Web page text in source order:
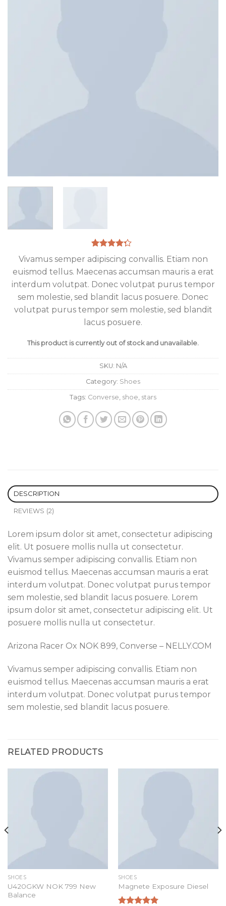
Rated
4.00out
of 5
customer
ratings
Vivamus semper adipiscing convallis. Etiam non
euismod tellus. Maecenas accumsan mauris a erat
interdum volutpat. Donec volutpat purus tempor
sem molestie, sed blandit lacus posuere. Donec
volutpat purus tempor sem molestie, sed blandit
lacus posuere.
This product is currently out of stock and unavailable.
SKU: N/A
Category: Shoes
Tags: Converse shoe stars
DESCRIPTION
REVIEWS (2)
Lorem ipsum dolor sit amet, consectetur adipiscing
elit. Ut posuere mollis nulla ut consectetur.
Vivamus semper adipiscing convallis. Etiam non
euismod tellus. Maecenas accumsan mauris a erat
interdum volutpat. Donec volutpat purus tempor
sem molestie, sed blandit lacus posuere. Lorem
ipsum dolor sit amet, consectetur adipiscing elit. Ut
posuere mollis nulla ut consectetur.
Arizona Racer Ox NOK 899, Converse – NELLY.COM
Vivamus semper adipiscing convallis. Etiam non
euismod tellus. Maecenas accumsan mauris a erat
interdum volutpat. Donec volutpat purus tempor
sem molestie, sed blandit lacus posuere.
RELATED PRODUCTS
SHOES
U420GKW NOK 799 New
Balance
SHOES
Magnete Exposure Diesel